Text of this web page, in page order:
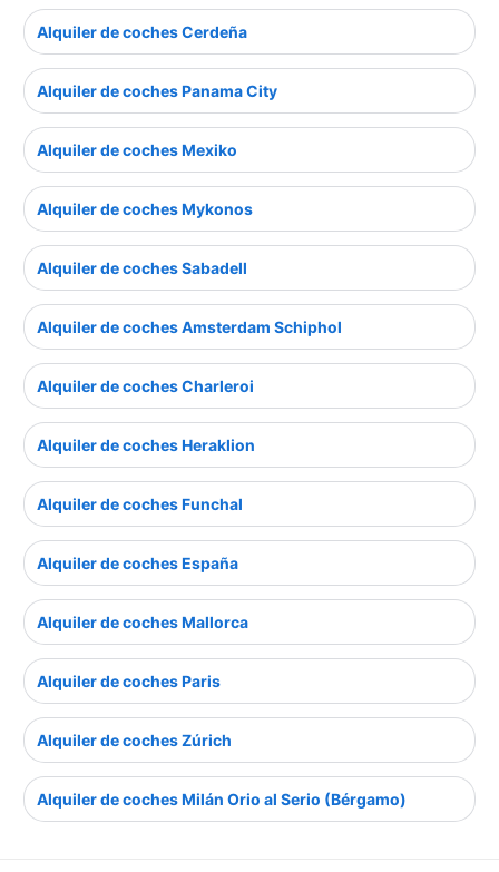
Alquiler de coches Cerdeña
Alquiler de coches Panama City
Alquiler de coches Mexiko
Alquiler de coches Mykonos
Alquiler de coches Sabadell
Alquiler de coches Amsterdam Schiphol
Alquiler de coches Charleroi
Alquiler de coches Heraklion
Alquiler de coches Funchal
Alquiler de coches España
Alquiler de coches Mallorca
Alquiler de coches Paris
Alquiler de coches Zúrich
Alquiler de coches Milán Orio al Serio (Bérgamo)